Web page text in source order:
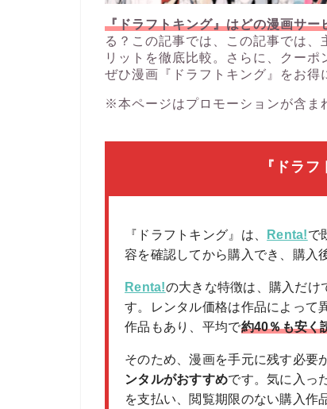
『ドラフトキング』はどの漫画サー
る？この記事では、この記事では
リットを徹底比較。さらに、クーポ
ぜひ漫画『ドラフトキング』をお得
※本ページはプロモーションが含ま
『ドラ
『ドラフトキング』は、 Renta!で
容を確認してから購入でき、購入
Renta!の大きな特徴は、購入だけ
す。レンタル価格は作品によって
作品もあり、平均で約40％も安く
そのため、漫画を手元に残す必要
ンタルがおすすめです。気に入っ
を支払い、閲覧期限のない購入作